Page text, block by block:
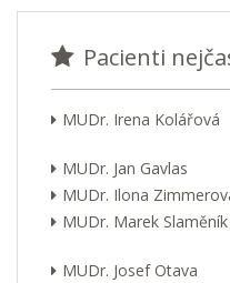
Pacienti
MUDr. Irena Kolářová
MUDr. Jan Gavlas
MUDr. Ilona
MUDr. Marek Slaměník
MUDr. Josef Otava